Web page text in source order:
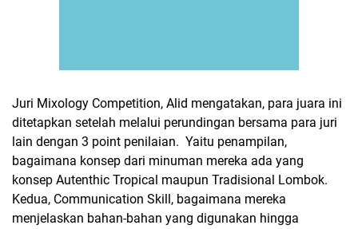
Juri Mixology Competition, Alid mengatakan, para juara ini
ditetapkan setelah melalui perundingan bersama para juri
lain dengan 3 point penilaian. Yaitu penampilan,
bagaimana konsep dari minuman mereka ada yang
konsep Autenthic Tropical maupun Tradisional Lombok.
Kedua, Communication Skill, bagaimana mereka
menjelaskan bahan-bahan yang digunakan hingga